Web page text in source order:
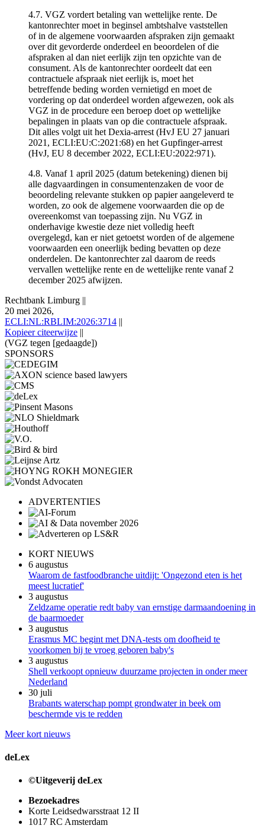
4.7. VGZ vordert betaling van wettelijke rente. De
kantonrechter moet in beginsel ambtshalve vaststellen
of in de algemene voorwaarden afspraken zijn gemaakt
over dit gevorderde onderdeel en beoordelen of die
afspraken al dan niet eerlijk zijn ten opzichte van de
consument. Als de kantonrechter oordeelt dat een
contractuele afspraak niet eerlijk is, moet het
betreffende beding worden vernietigd en moet de
vordering op dat onderdeel worden afgewezen, ook als
VGZ in de procedure een beroep doet op wettelijke
bepalingen in plaats van op die contractuele afspraak.
Dit alles volgt uit het Dexia-arrest (HvJ EU 27 januari
2021, ECLI:EU:C:2021:68) en het Gupfinger-arrest
(HvJ, EU 8 december 2022, ECLI:EU:2022:971).
4.8. Vanaf 1 april 2025 (datum betekening) dienen bij
alle dagvaardingen in consumentenzaken de voor de
beoordeling relevante stukken op papier aangeleverd te
worden, zo ook de algemene voorwaarden die op de
overeenkomst van toepassing zijn. Nu VGZ in
onderhavige kwestie deze niet volledig heeft
overgelegd, kan er niet getoetst worden of de algemene
voorwaarden een oneerlijk beding bevatten op deze
onderdelen. De kantonrechter zal daarom de reeds
vervallen wettelijke rente en de wettelijke rente vanaf 2
december 2025 afwijzen.
Rechtbank Limburg ||
20 mei 2026,
ECLI:NL:RBLIM:2026:3714 ||
Kopieer citeerwijze ||
(VGZ tegen [gedaagde])
SPONSORS
ADVERTENTIES
KORT NIEUWS
6 augustus
Waarom de fastfoodbranche uitdijt: 'Ongezond eten is het
meest lucratief'
3 augustus
Zeldzame operatie redt baby van ernstige darmaandoening in
de baarmoeder
3 augustus
Erasmus MC begint met DNA-tests om doofheid te
voorkomen bij te vroeg geboren baby's
3 augustus
Shell verkoopt opnieuw duurzame projecten in onder meer
Nederland
30 juli
Brabants waterschap pompt grondwater in beek om
beschermde vis te redden
Meer kort nieuws
deLex
©Uitgeverij deLex
Bezoekadres
Korte Leidsedwarsstraat 12 II
1017 RC Amsterdam